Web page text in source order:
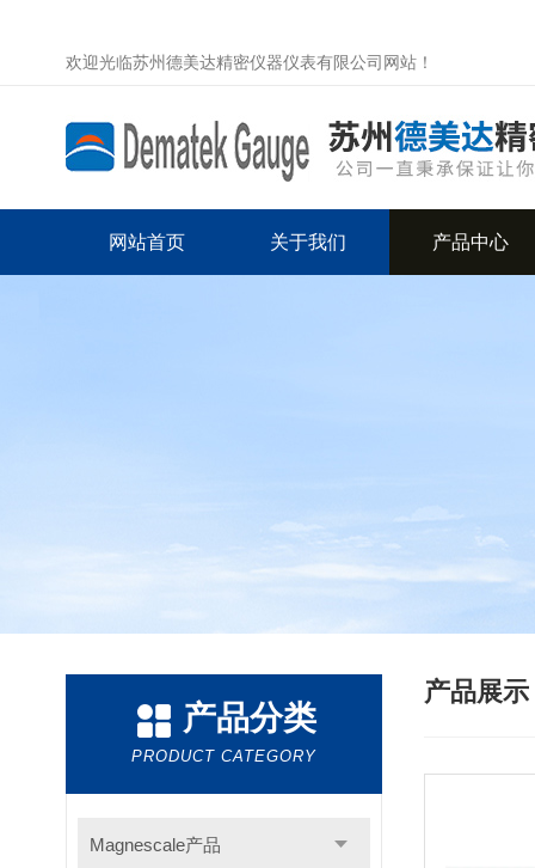
欢迎光临苏州德美达精密仪器仪表有限公司网站！
网站首页 关于我们 产品中心
产品分类
PRODUCT CATEGORY
Magnescale产品
产品展示